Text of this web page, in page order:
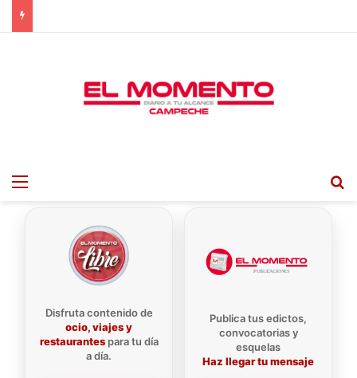
Menu
Disfruta contenido de
ocio, viajes y
restaurantespara tu día
a día.
Publica tus edictos,
convocatorias y
esquelas
Haz llegar tu mensaje